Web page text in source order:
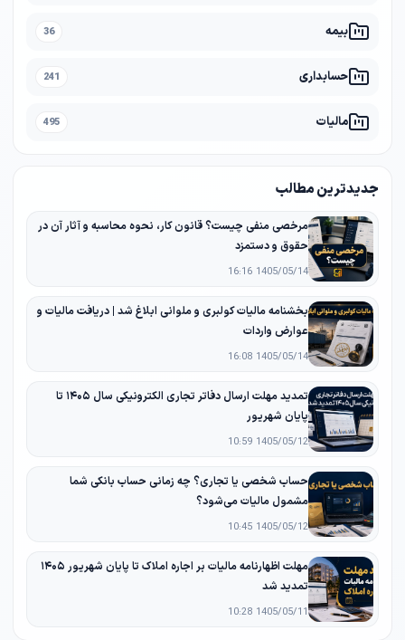
بیمه 36
حسابداری 241
مالیات 495
جدیدترین مطالب
مرخصی منفی چیست؟ قانون کار، نحوه محاسبه و آثار آن در
حقوق و دستمزد
1405/05/14 16:16
بخشنامه مالیات کولبری و ملوانی ابلاغ شد | دریافت مالیات و
عوارض واردات
1405/05/14 16:08
تمدید مهلت ارسال دفاتر تجاری الکترونیکی سال ۱۴۰۵ تا
پایان شهریور
1405/05/12 10:59
حساب شخصی یا تجاری؟ چه زمانی حساب بانکی شما
مشمول مالیات می‌شود؟
1405/05/12 10:45
مهلت اظهارنامه مالیات بر اجاره املاک تا پایان شهریور ۱۴۰۵
تمدید شد
1405/05/11 10:28